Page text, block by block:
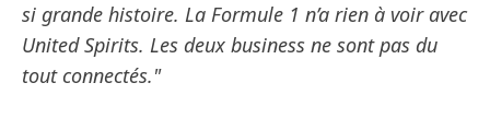
si grande histoire. La Formule 1 n’a rien à voir avec
United Spirits. Les deux business ne sont pas du
tout connectés."